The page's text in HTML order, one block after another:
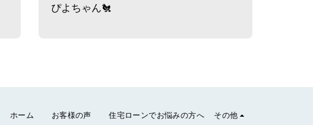
ぴよちゃん🐔
ホーム お客様の声 住宅ローンでお悩みの方へ その他